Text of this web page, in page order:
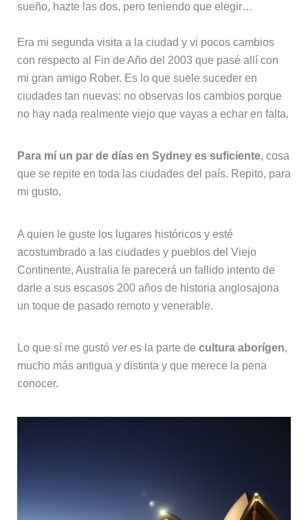
sueño, hazte las dos, pero teniendo que elegir…
Era mi segunda visita a la ciudad y vi pocos cambios
con respecto al Fin de Año del 2003 que pasé allí con
mi gran amigo Rober. Es lo que suele suceder en
ciudades tan nuevas: no observas los cambios porque
no hay nada realmente viejo que vayas a echar en falta.
Para mí un par de días en Sydney es suficiente, cosa
que se repite en toda las ciudades del país. Repito, para
mi gusto.
A quien le guste los lugares históricos y esté
acostumbrado a las ciudades y pueblos del Viejo
Continente, Australia le parecerá un fallido intento de
darle a sus escasos 200 años de historia anglosajona
un toque de pasado remoto y venerable.
Lo que sí me gustó ver es la parte de cultura aborígen,
mucho más antigua y distinta y que merece la pena
conocer.